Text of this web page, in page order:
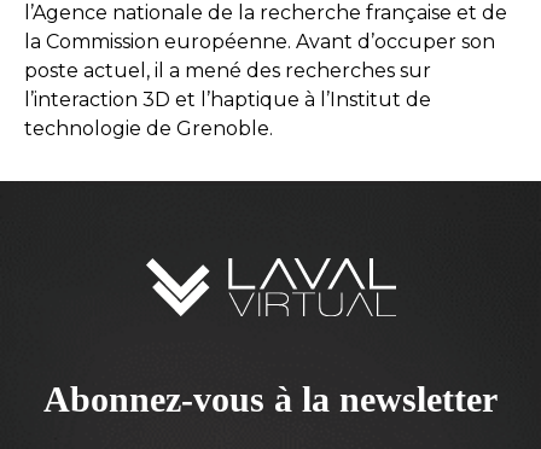
l’Agence nationale de la recherche française et de
la Commission européenne. Avant d’occuper son
poste actuel, il a mené des recherches sur
l’interaction 3D et l’haptique à l’Institut de
technologie de Grenoble.
Abonnez-vous à la newsletter